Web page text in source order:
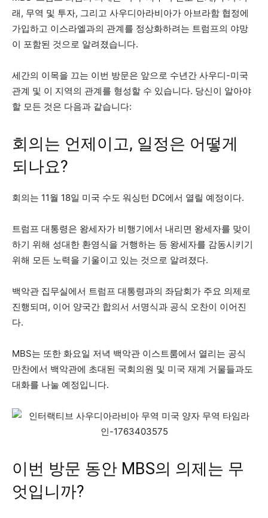
래, 무역 및 투자, 그리고 사우디아라비아가 아브라함 협정에
가입하고 이스라엘과의 관계를 정상화하려는 트럼프의 야망
이 포함된 것으로 알려졌습니다.
세간의 이목을 끄는 이번 방문은 앞으로 수년간 사우디-미국
관계 및 이 지역의 관계를 형성할 수 있습니다. 당신이 알아야
할 모든 것은 다음과 같습니다:
회의는 언제이고, 일정은 어떻게
되나요?
회의는 11월 18일 미국 수도 워싱턴 DC에서 열릴 예정이다.
트럼프 대통령은 왕세자가 비행기에서 내리면 왕세자를 맞이
하기 위해 성대한 환영식을 거행하는 등 왕세자를 감동시키기
위해 모든 노력을 기울이고 있는 것으로 알려졌다.
백악관 집무실에서 트럼프 대통령과의 좌담회가 주요 의제로
진행되며, 이어 양국간 합의서 서명식과 공식 오찬이 이어진
다.
MBS는 또한 화요일 저녁 백악관 이스트룸에서 열리는 공식
만찬에서 백악관에 초대된 국회의원 및 미국 재계 거물들과도
대화를 나눌 예정입니다.
이번 방문 동안 MBS의 의제는 무
엇입니까?